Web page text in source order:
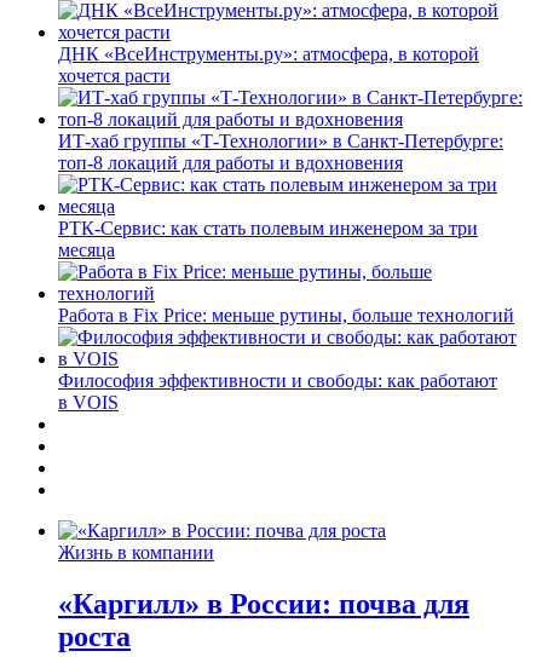
ДНК «ВсеИнструменты.ру»: атмосфера, в которой
хочется расти
ИТ-хаб группы «Т-Технологии» в Санкт-Петербурге:
топ-8 локаций для работы и вдохновения
РТК-Сервис: как стать полевым инженером за три
месяца
Работа в Fix Price: меньше рутины, больше технологий
Философия эффективности и свободы: как работают
в VOIS
Жизнь в компании
«Каргилл» в России: почва для
роста